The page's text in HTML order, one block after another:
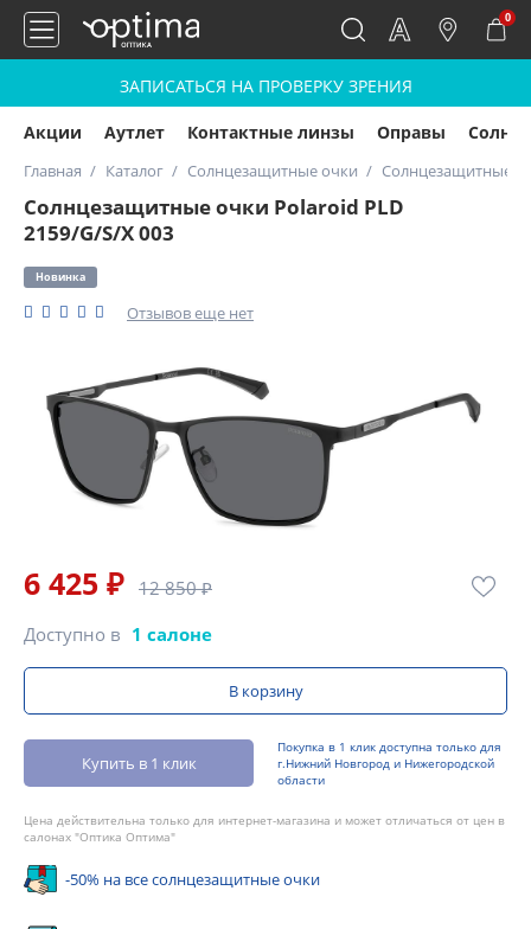
0
ЗАПИСАТЬСЯ НА ПРОВЕРКУ ЗРЕНИЯ
Акции Аутлет Контактные линзы Оправы
Главная Каталог Солнцезащитные очки Солнцезащитные
Солнцезащитные очки Polaroid PLD
2159/G/S/X 003
Новинка
Отзывов еще нет
6 425 ₽ 12 850 ₽
Доступно в 1 салоне
В корзину
Купить в 1 клик
Покупка в 1 клик доступна только для
г.Нижний Новгород и Нижегородской
области
Цена действительна только для интернет-магазина и может отличаться от цен в
салонах "Оптика Оптима"
-50% на все солнцезащитные очки